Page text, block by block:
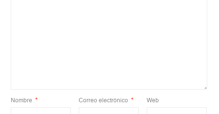
Nombre * Correo electrónico * Web